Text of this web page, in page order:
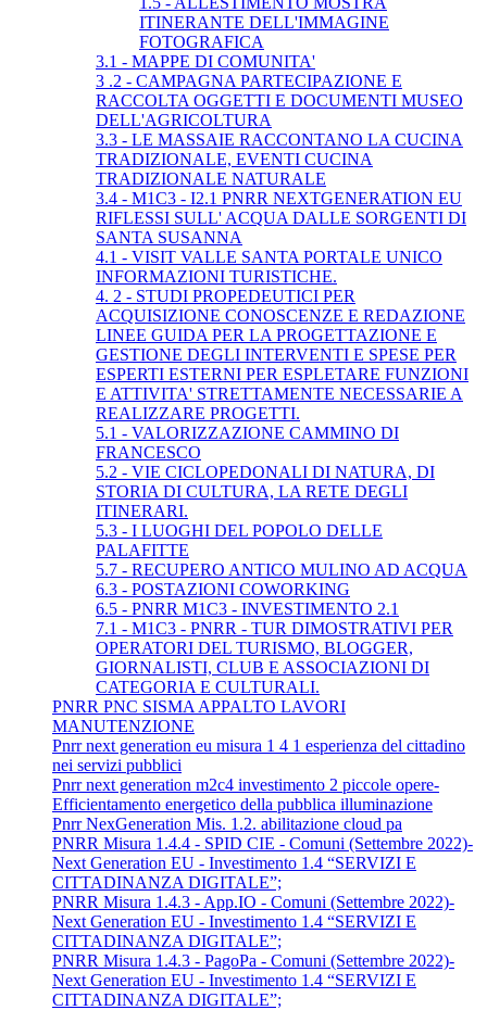
ITINERANTE DELL'IMMAGINE
FOTOGRAFICA
3.1 - MAPPE DI COMUNITA'
3 .2 - CAMPAGNA PARTECIPAZIONE E
RACCOLTA OGGETTI E DOCUMENTI MUSEO
DELL'AGRICOLTURA
3.3 - LE MASSAIE RACCONTANO LA CUCINA
TRADIZIONALE, EVENTI CUCINA
TRADIZIONALE NATURALE
3.4 - M1C3 - I2.1 PNRR NEXTGENERATION EU
RIFLESSI SULL' ACQUA DALLE SORGENTI DI
SANTA SUSANNA
4.1 - VISIT VALLE SANTA PORTALE UNICO
INFORMAZIONI TURISTICHE.
4. 2 - STUDI PROPEDEUTICI PER
ACQUISIZIONE CONOSCENZE E REDAZIONE
LINEE GUIDA PER LA PROGETTAZIONE E
GESTIONE DEGLI INTERVENTI E SPESE PER
ESPERTI ESTERNI PER ESPLETARE FUNZIONI
E ATTIVITA' STRETTAMENTE NECESSARIE A
REALIZZARE PROGETTI.
5.1 - VALORIZZAZIONE CAMMINO DI
FRANCESCO
5.2 - VIE CICLOPEDONALI DI NATURA, DI
STORIA DI CULTURA, LA RETE DEGLI
ITINERARI.
5.3 - I LUOGHI DEL POPOLO DELLE
PALAFITTE
5.7 - RECUPERO ANTICO MULINO AD ACQUA
6.3 - POSTAZIONI COWORKING
6.5 - PNRR M1C3 - INVESTIMENTO 2.1
7.1 - M1C3 - PNRR - TUR DIMOSTRATIVI PER
OPERATORI DEL TURISMO, BLOGGER,
GIORNALISTI, CLUB E ASSOCIAZIONI DI
CATEGORIA E CULTURALI.
PNRR PNC SISMA APPALTO LAVORI
MANUTENZIONE
Pnrr next generation eu misura 1 4 1 esperienza del cittadino
nei servizi pubblici
Pnrr next generation m2c4 investimento 2 piccole opere-
Efficientamento energetico della pubblica illuminazione
Pnrr NexGeneration Mis. 1.2. abilitazione cloud pa
PNRR Misura 1.4.4 - SPID CIE - Comuni (Settembre 2022)-
Next Generation EU - Investimento 1.4 “SERVIZI E
CITTADINANZA DIGITALE”;
PNRR Misura 1.4.3 - App.IO - Comuni (Settembre 2022)-
Next Generation EU - Investimento 1.4 “SERVIZI E
CITTADINANZA DIGITALE”;
PNRR Misura 1.4.3 - PagoPa - Comuni (Settembre 2022)-
Next Generation EU - Investimento 1.4 “SERVIZI E
CITTADINANZA DIGITALE”;